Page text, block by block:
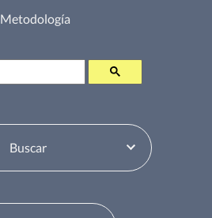
Metodología
Selector de tabla de contenidos